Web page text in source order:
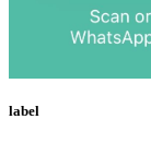
label